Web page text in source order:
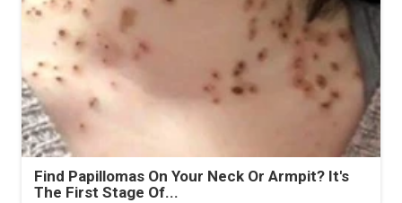
Find Papillomas On Your Neck Or Armpit? It's
The First Stage Of...